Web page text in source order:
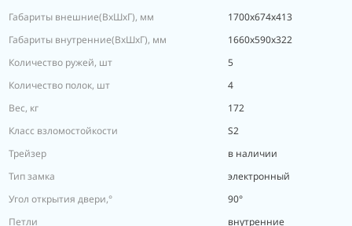
Габариты внешние(ВхШхГ), мм
1700х674х413
Габариты внутренние(ВхШхГ), мм
1660х590х322
Количество ружей, шт
5
Количество полок, шт
4
Вес, кг
172
Класс взломостойкости
S2
Трейзер
в наличии
Тип замка
электронный
Угол открытия двери,°
90°
Петли
внутренние